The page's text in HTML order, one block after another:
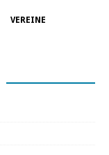
VEREINE